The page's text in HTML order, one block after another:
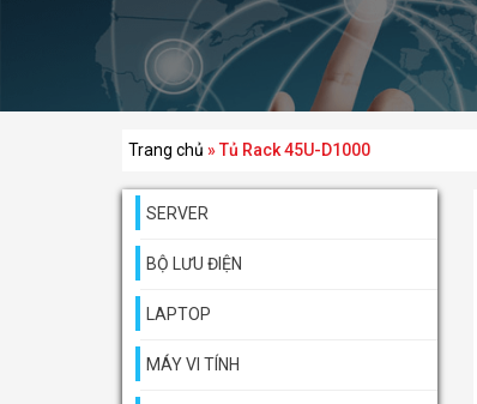
Trang chủ »Tủ Rack 45U-D1000
SERVER
BỘ LƯU ĐIỆN
LAPTOP
MÁY VI TÍNH